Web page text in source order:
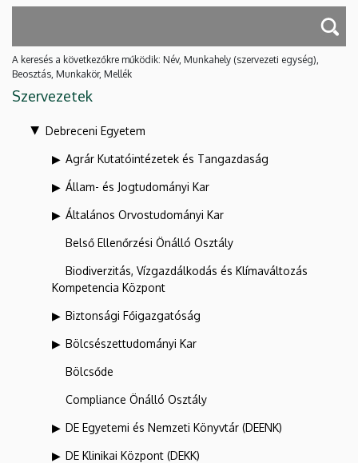
A keresés a következőkre működik: Név, Munkahely (szervezeti egység),
Beosztás, Munkakör, Mellék
Szervezetek
Debreceni Egyetem
Agrár Kutatóintézetek és Tangazdaság
Állam- és Jogtudományi Kar
Általános Orvostudományi Kar
Belső Ellenőrzési Önálló Osztály
Biodiverzitás, Vízgazdálkodás és Klímaváltozás
Kompetencia Központ
Biztonsági Főigazgatóság
Bölcsészettudományi Kar
Bölcsőde
Compliance Önálló Osztály
DE Egyetemi és Nemzeti Könyvtár (DEENK)
DE Klinikai Központ (DEKK)